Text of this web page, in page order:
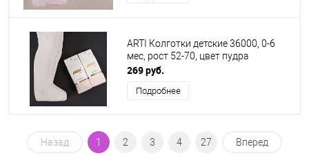
ARTI Колготки детские 36000, 0-6
мес, рост 52-70, цвет пудра
269 руб.
Подробнее
Назад 1 2 3 4 27 Вперед